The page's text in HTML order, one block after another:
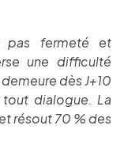
pas fermeté et
une difficulté
dès J+10
dialogue. La
résout 70 % des